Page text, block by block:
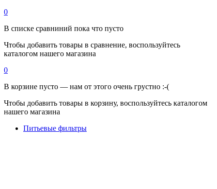
0
В списке сравниний пока что пусто
Чтобы добавить товары в сравнение, воспользуйтесь
каталогом нашего магазина
0
В корзине пусто — нам от этого очень грустно :-(
Чтобы добавить товары в корзину, воспользуйтесь каталогом
нашего магазина
Питьевые фильтры